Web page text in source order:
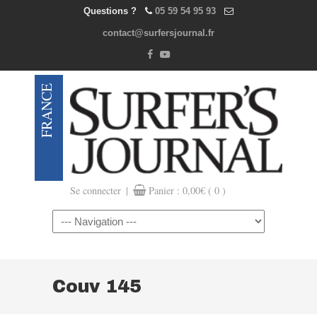
Questions ? 05 59 54 95 93
contact@surfersjournal.fr
Se connecter | Panier : 0,00€ ( 0 )
Navigation
Couv 145